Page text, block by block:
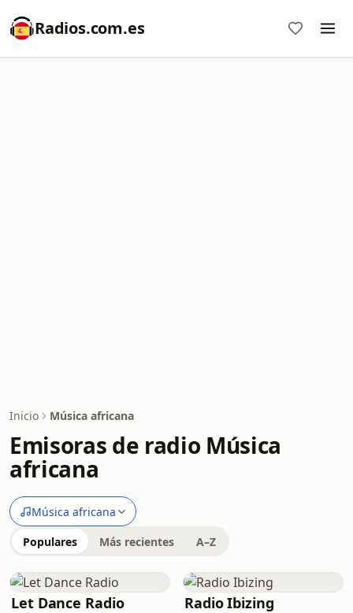
Radios.com.es
Inicio Música africana
Emisoras de radio Música
africana
Música africana
Populares Más recientes A–Z
Let Dance Radio Radio Ibizing